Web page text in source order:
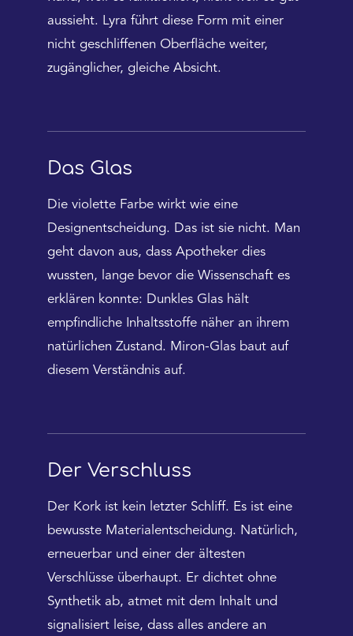
aussieht. Lyra führt diese Form mit einer
nicht geschliffenen Oberfläche weiter,
zugänglicher, gleiche Absicht.
Das Glas
Die violette Farbe wirkt wie eine
Designentscheidung. Das ist sie nicht. Man
geht davon aus, dass Apotheker dies
wussten, lange bevor die Wissenschaft es
erklären konnte: Dunkles Glas hält
empfindliche Inhaltsstoffe näher an ihrem
natürlichen Zustand. Miron-Glas baut auf
diesem Verständnis auf.
Der Verschluss
Der Kork ist kein letzter Schliff. Es ist eine
bewusste Materialentscheidung. Natürlich,
erneuerbar und einer der ältesten
Verschlüsse überhaupt. Er dichtet ohne
Synthetik ab, atmet mit dem Inhalt und
signalisiert leise, dass alles andere an